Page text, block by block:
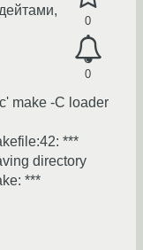
0
0
make -C loader
***
directory
***